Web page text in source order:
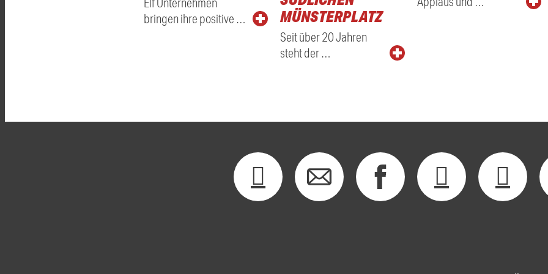
bringen ihre positive …
MÜNSTERPLATZ
Seit über 20 Jahren
steht der …